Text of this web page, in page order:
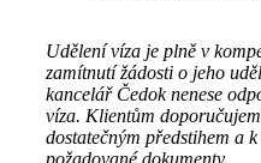
Udělení víza je plně v
zamítnutí žádosti o jeho
kancelář Čedok nenese
víza. Klientům
dostatečným předstihem a
požadované dokumenty.